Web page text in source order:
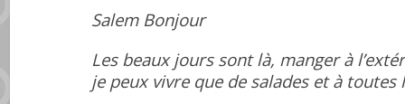
Salem Bonjour
Les beaux jours sont là, manger à
je peux vivre que de salades et à toutes